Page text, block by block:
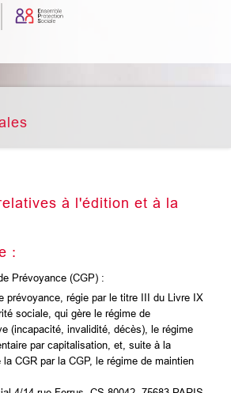
à l'édition et à la
:
Prévoyance (CGP) :
prévoyance, régie par le titre III du Livre IX
sociale, qui gère le régime de
(incapacité, invalidité, décès), le régime
par capitalisation, et, suite à la
CGR par la CGP, le régime de maintien